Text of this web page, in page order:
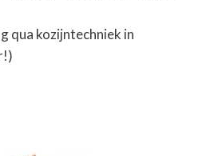
qua kozijntechniek in